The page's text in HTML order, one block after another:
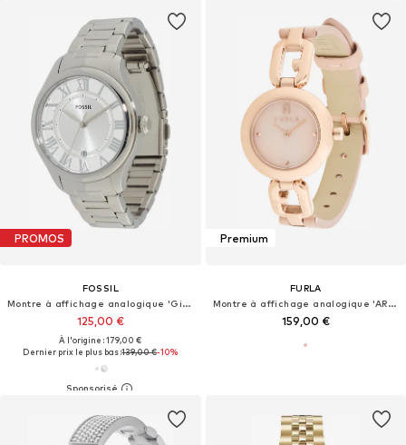
PROMOS
FOSSIL
Montre à affichage analogique 'Gilmore'
125,00 €
À l'origine : 179,00 €
Dernier prix le plus bas :139,00 €-10%
Premium
FURLA
Montre à affichage analogique 'ARCO CHAIN'
159,00 €